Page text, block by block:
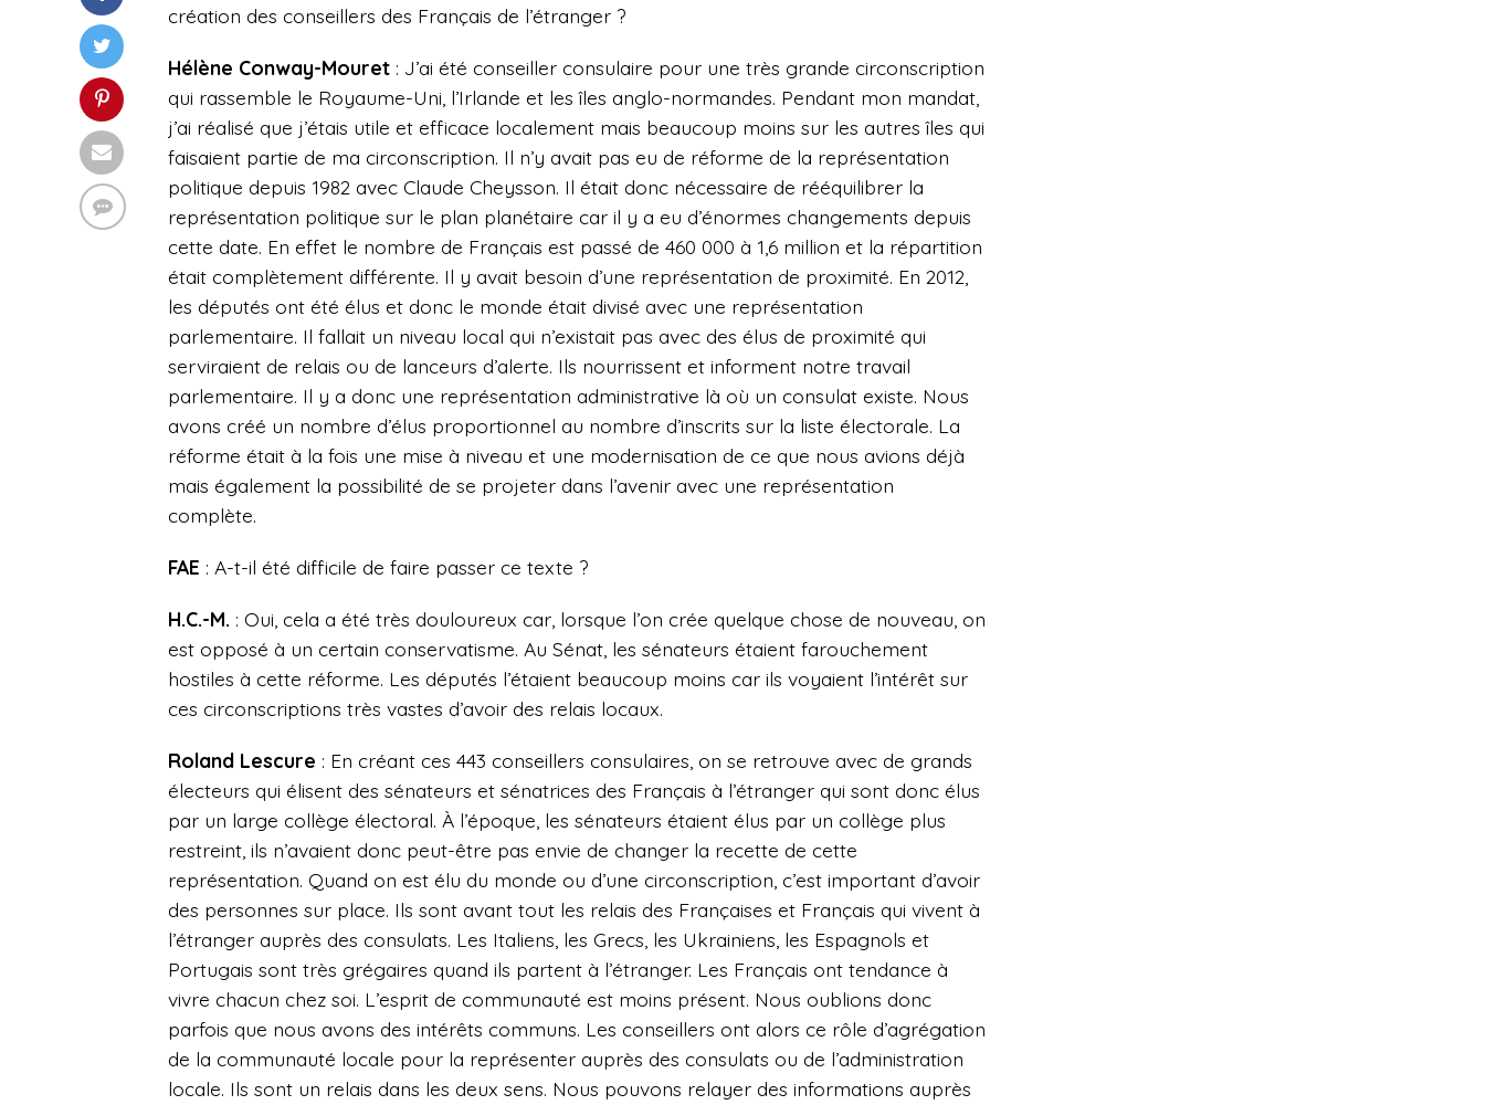
création des conseillers des Français de l’étranger ?
Hélène Conway-Mouret : J’ai été conseiller consulaire pour une très grande circonscription
qui rassemble le Royaume-Uni, l’Irlande et les îles anglo-normandes. Pendant mon mandat,
j’ai réalisé que j’étais utile et efficace localement mais beaucoup moins sur les autres îles qui
faisaient partie de ma circonscription. Il n’y avait pas eu de réforme de la représentation
politique depuis 1982 avec Claude Cheysson. Il était donc nécessaire de rééquilibrer la
représentation politique sur le plan planétaire car il y a eu d’énormes changements depuis
cette date. En effet le nombre de Français est passé de 460 000 à 1,6 million et la répartition
était complètement différente. Il y avait besoin d’une représentation de proximité. En 2012,
les députés ont été élus et donc le monde était divisé avec une représentation
parlementaire. Il fallait un niveau local qui n’existait pas avec des élus de proximité qui
serviraient de relais ou de lanceurs d’alerte. Ils nourrissent et informent notre travail
parlementaire. Il y a donc une représentation administrative là où un consulat existe. Nous
avons créé un nombre d’élus proportionnel au nombre d’inscrits sur la liste électorale. La
réforme était à la fois une mise à niveau et une modernisation de ce que nous avions déjà
mais également la possibilité de se projeter dans l’avenir avec une représentation
complète.
FAE : A-t-il été difficile de faire passer ce texte ?
H.C.-M. : Oui, cela a été très douloureux car, lorsque l’on crée quelque chose de nouveau, on
est opposé à un certain conservatisme. Au Sénat, les sénateurs étaient farouchement
hostiles à cette réforme. Les députés l’étaient beaucoup moins car ils voyaient l’intérêt sur
ces circonscriptions très vastes d’avoir des relais locaux.
Roland Lescure : En créant ces 443 conseillers consulaires, on se retrouve avec de grands
électeurs qui élisent des sénateurs et sénatrices des Français à l’étranger qui sont donc élus
par un large collège électoral. À l’époque, les sénateurs étaient élus par un collège plus
restreint, ils n’avaient donc peut-être pas envie de changer la recette de cette
représentation. Quand on est élu du monde ou d’une circonscription, c’est important d’avoir
des personnes sur place. Ils sont avant tout les relais des Françaises et Français qui vivent à
l’étranger auprès des consulats. Les Italiens, les Grecs, les Ukrainiens, les Espagnols et
Portugais sont très grégaires quand ils partent à l’étranger. Les Français ont tendance à
vivre chacun chez soi. L’esprit de communauté est moins présent. Nous oublions donc
parfois que nous avons des intérêts communs. Les conseillers ont alors ce rôle d’agrégation
de la communauté locale pour la représenter auprès des consulats ou de l’administration
locale. Ils sont un relais dans les deux sens. Nous pouvons relayer des informations auprès